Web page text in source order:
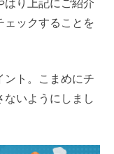
はり上記にご紹介
ェックすることを
ント。こまめにチ
ないようにしまし